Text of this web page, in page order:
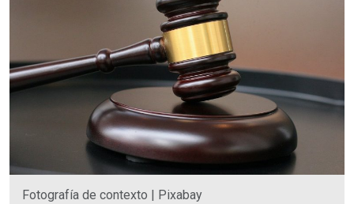
Fotografía de contexto | Pixabay